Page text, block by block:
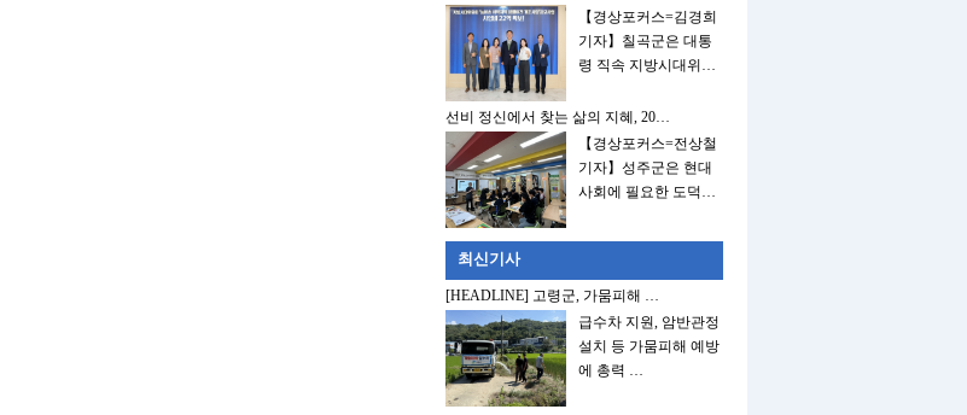
【경상포커스=김경희
기자】칠곡군은 대통
령 직속 지방시대위…
선비 정신에서 찾는 삶의 지혜, 20…
【경상포커스=전상철
기자】성주군은 현대
사회에 필요한 도덕…
최신기사
[HEADLINE] 고령군, 가뭄피해 …
급수차 지원, 암반관정
설치 등 가뭄피해 예방
에 총력 …